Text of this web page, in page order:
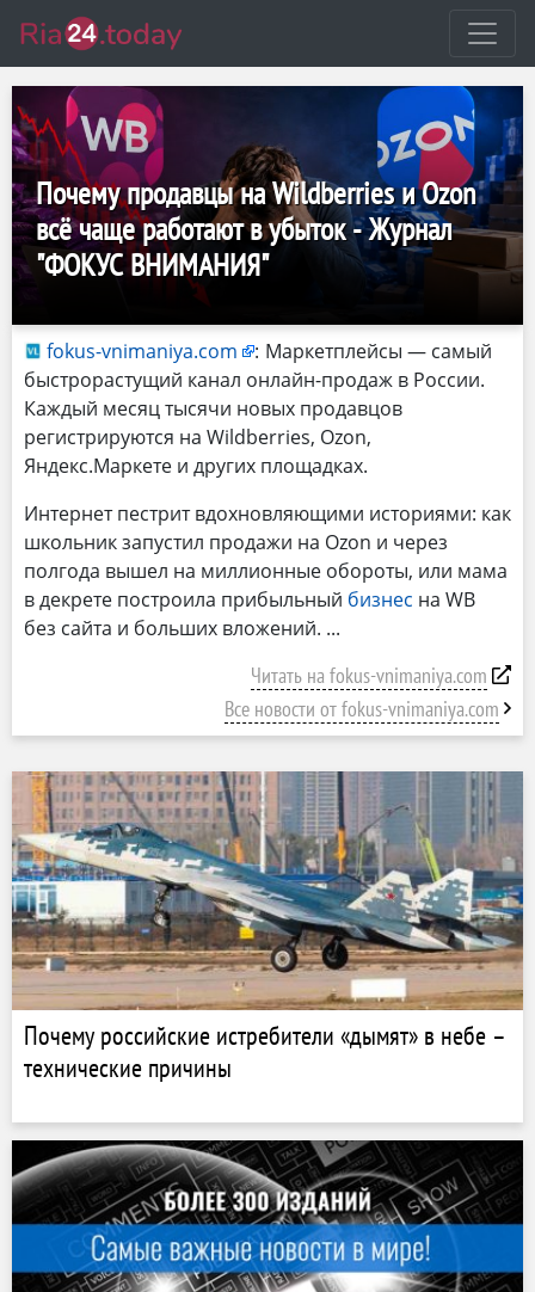
Почему продавцы на Wildberries и Ozon
всё чаще работают в убыток - Журнал
"ФОКУС ВНИМАНИЯ"
fokus-vnimaniya.com : Маркетплейсы — самый
быстрорастущий канал онлайн-продаж в России.
Каждый месяц тысячи новых продавцов
регистрируются на Wildberries, Ozon,
Яндекс.Маркете и других площадках.
Интернет пестрит вдохновляющими историями: как
школьник запустил продажи на Ozon и через
полгода вышел на миллионные обороты, или мама
в декрете построила прибыльный бизнес на WB
без сайта и больших вложений.
Читать на fokus-vnimaniya.com
Все новости от fokus-vnimaniya.com
Почему российские истребители «дымят» в небе –
технические причины